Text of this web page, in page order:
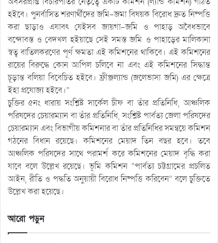
হইবে। পুনর্বাসিত শরণার্থীদের জমি-জমা বিষয়ক বিরোধ দ্রুত নিষ্পত্তি
করা ছাড়াও এযাবৎ যেইসব জায়গা-জমি ও পাহাড় অবৈধভাবে
বন্দোবস্ত ও বেদখল হইয়াছে সেই সমস্ত জমি ও পাহাড়ের মালিকানা
স্বত্ব বাতিলকরণের পূর্ণ ক্ষমতা এই কমিশনের থাকিবে। এই কমিশনের
রায়ের বিরুদ্ধে কোন আপিল চলিবে না এবং এই কমিশনের সিদ্ধান্ত
চূড়ান্ত বলিয়া বিবেচিত হইবে। ফ্রীঞ্জল্যান্ড (জলেভাসা জমি) এর ক্ষেত্রে
ইহা প্রযোজ্য হইবে।”
চুক্তির ৫নং ধারায় সংশ্লিষ্ট সার্কেল চীফ বা তাঁর প্রতিনিধি, আঞ্চলিক
পরিষদের চেয়ারম্যান বা তাঁর প্রতিনিধি, সংশ্লিষ্ট পার্বত্য জেলা পরিষদের
চেয়ারম্যান এবং বিভাগীয় কমিশনার বা তাঁর প্রতিনিধির সমন্বয়ে কমিশন
গঠনের বিধান রয়েছে। কমিশনের মেয়াদ তিন বছর হবে। তবে
আঞ্চলিক পরিষদের সাথে পরামর্শ করে কমিশনের মেয়াদ বৃদ্ধি করা
যাবে বলে উল্লেখ রয়েছে। ভূমি কমিশন “পার্বত্য চট্টগ্রামের প্রচলিত
আইন, রীতি ও পদ্ধতি অনুয়ায়ী বিরোধ নিষ্পত্তি করিবেন” বলে চুক্তিতে
উল্লেখ করা হয়েছে।
আরো পড়ুন